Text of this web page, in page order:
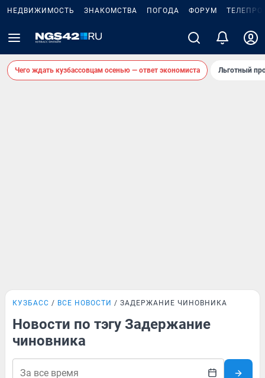
НЕДВИЖИМОСТЬ ЗНАКОМСТВА ПОГОДА ФОРУМ
Чего ждать кузбассовцам осенью — ответ экономиста Льготный
КУЗБАСС ВСЕ НОВОСТИ ЗАДЕРЖАНИЕ ЧИНОВНИКА
Новости по тэгу Задержание
чиновника